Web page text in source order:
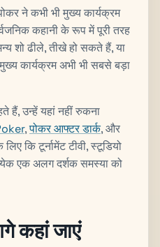
ने कभी भी मुख्य कार्यक्रम
कहानी के रूप में पूरी तरह
शो ढीले, तीखे हो सकते हैं, या
कार्यक्रम अभी भी सबसे बड़ा
हैं, उन्हें यहां नहीं रुकना
,पोकर आफ्टर डार्क, और
कि टूर्नामेंट टीवी, स्टूडियो
एक अलग दर्शक समस्या को
कहां जाएं